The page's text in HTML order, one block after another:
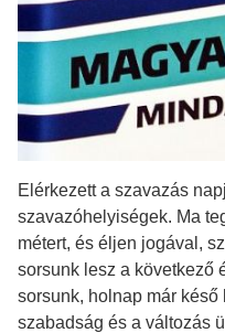
Elérkezett a szavazás
szavazóhelyiségek. Ma
métert, és éljen jogával,
sorsunk lesz a következő
sorsunk, holnap már
szabadság és a változás